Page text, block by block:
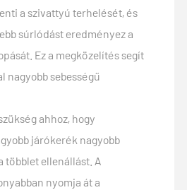
a szivattyú terhelését, és
súrlódást eredményez a
Ez a megközelítés segít
nagyobb sebességű
ahhoz, hogy
járókerék nagyobb
többlet ellenállást. A
nyomja át a